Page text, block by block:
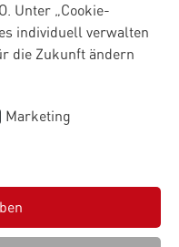
Unter „Cookie-
individuell verwalten
die Zukunft ändern
Marketing